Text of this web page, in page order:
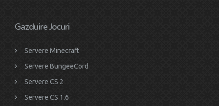
Gazduire Jocuri
Servere Minecraft
Servere BungeeCord
Servere CS 2
Servere CS 1.6